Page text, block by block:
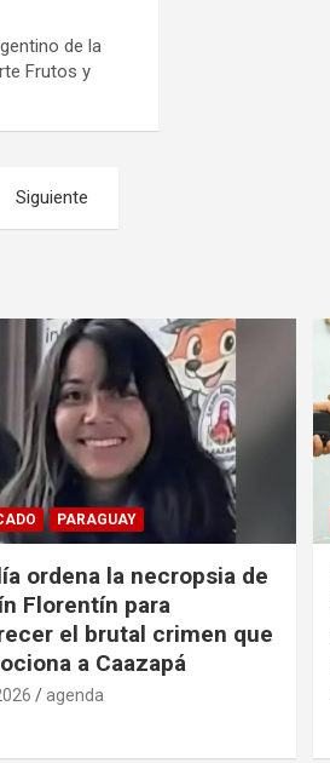
de la
Frutos y
Siguiente
PARAGUAY
ordena la necropsia de
Florentín para
el brutal crimen que
a Caazapá
agenda